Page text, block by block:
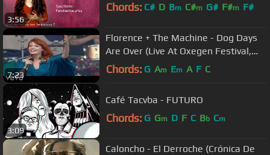
3:56
Chords: C# D Bm C#m G# F#m F#
7:23
Florence + The Machine - Dog Days
Are Over (Live At Oxegen Festival,
2010)
Chords: G Am Em A F C
3:09
Café Tacvba - FUTURO
Chords: G Gm D F C Bb Cm
Caloncho - El Derroche (Crónica De